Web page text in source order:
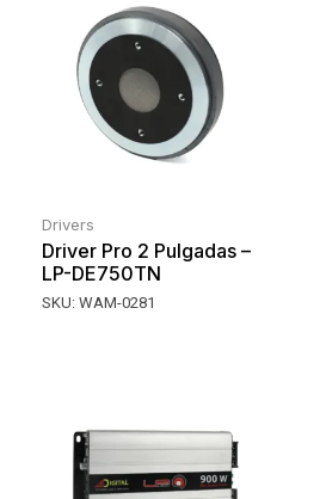
Drivers
Driver Pro 2 Pulgadas –
LP-DE750TN
SKU:WAM-0281